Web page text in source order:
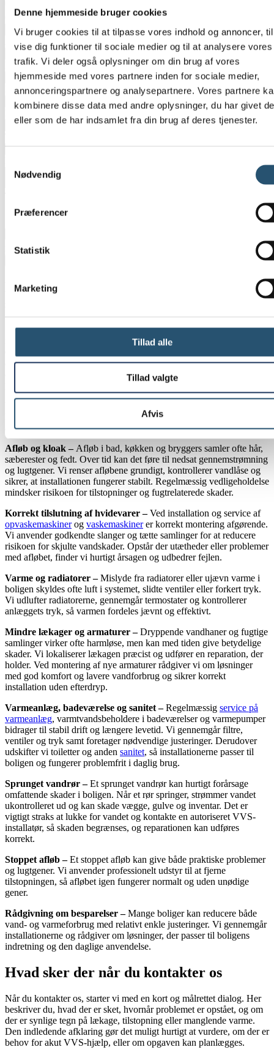
Denne hjemmeside bruger cookies
Vi bruger cookies til at tilpasse vores indhold og annoncer,
vise dig funktioner til sociale medier og til at analysere vores
trafik. Vi deler også oplysninger om din brug af vores
hjemmeside med vores partnere inden for sociale medier,
annonceringspartnere og analysepartnere. Vores partnere
kombinere disse data med andre oplysninger, du har givet
eller som de har indsamlet fra din brug af deres tjenester.
Nødvendig
Præferencer
Statistik
Marketing
Tillad alle
Tillad valgte
Afvis
Erhverv
CVR-Nummer
Adresse *
Postnummer*
By*
Maximum file size: 1 GB
Daglige VVS-opgaver i Dyssegård – fra
Selv mindre fejl i VVS-installationer kan vokse over tid, hvis de
ikke bliver håndteret i tide. Et afløb med langsom gennemstrømning,
at der er behov for professionel VVS-hjælp. Hos VVS Dyssegård
arbejder vi dagligt med både forebyggelse og reparation, så
problemerne ikke udvikler sig til egentlige skader.
Dyssegård og nærområdet. Opgaverne tilpasses installationernes
alder, tekniske stand og den måde, de anvendes på i hverdagen.
Afløb og kloak – Afløb i bad, køkken og bryggers samler ofte hår,
sæberester og fedt. Over tid kan det føre til nedsat gennemstrømning
og lugtgener. Vi renser afløbene grundigt, kontrollerer vandlåse og
sikrer, at installationen fungerer stabilt. Regelmæssig vedligeholdelse
mindsker risikoen for tilstopninger og fugtrelaterede skader.
Korrekt tilslutning af hvidevarer –Ved installation og service af
opvaskemaskinerog vaskemaskinerer korrekt montering afgørende.
Vi anvender godkendte slanger og tætte samlinger for at reducere
risikoen for skjulte vandskader. Opstår der utætheder eller problemer
med afløbet, finder vi hurtigt årsagen og udbedrer fejlen.
Varme og radiatorer –Mislyde fra radiatorer eller ujævn varme i
boligen skyldes ofte luft i systemet, slidte ventiler eller forkert tryk.
Vi udlufter radiatorerne, gennemgår termostater og kontrollerer
anlæggets tryk, så varmen fordeles jævnt og effektivt.
Mindre lækager og armaturer –Dryppende vandhaner og fugtige
samlinger virker ofte harmløse, men kan med tiden give betydelige
skader. Vi lokaliserer lækagen præcist og udfører en reparation, der
holder. Ved montering af nye armaturer rådgiver vi om løsninger
med god komfort og lavere vandforbrug og sikrer korrekt
installation uden efterdryp.
Varmeanlæg, badeværelse og sanitet –Regelmæssig service på
varmeanlæg, varmtvandsbeholdere i badeværelser og varmepumper
bidrager til stabil drift og længere levetid. Vi gennemgår filtre,
ventiler og tryk samt foretager nødvendige justeringer. Derudover
udskifter vi toiletter og anden sanitet, så installationerne passer til
boligen og fungerer problemfrit i daglig brug.
Sprunget vandrør –Et sprunget vandrør kan hurtigt forårsage
omfattende skader i boligen. Når et rør springer, strømmer vandet
ukontrolleret ud og kan skade vægge, gulve og inventar. Det er
vigtigt straks at lukke for vandet og kontakte en autoriseret VVS-
installatør, så skaden begrænses, og reparationen kan udføres
korrekt.
Stoppet afløb –Et stoppet afløb kan give både praktiske problemer
og lugtgener. Vi anvender professionelt udstyr til at fjerne
tilstopningen, så afløbet igen fungerer normalt og uden unødige
gener.
Rådgivning om besparelser –Mange boliger kan reducere både
vand- og varmeforbrug med relativt enkle justeringer. Vi gennemgår
installationerne og rådgiver om løsninger, der passer til boligens
indretning og den daglige anvendelse.
Hvad sker der når du kontakter os
Når du kontakter os, starter vi med en kort og målrettet dialog. Her
beskriver du, hvad der er sket, hvornår problemet er opstået, og om
der er synlige tegn på lækage, tilstopning eller manglende varme.
Den indledende afklaring gør det muligt hurtigt at vurdere, om der er
behov for akut VVS-hjælp, eller om opgaven kan planlægges.